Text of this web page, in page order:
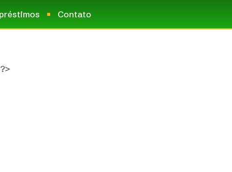
Contato